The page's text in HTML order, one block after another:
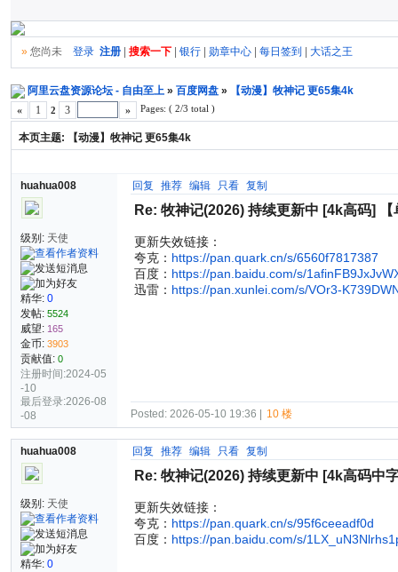
»您尚未 登录 注册| 搜索一下| 银行| 勋章中心| 每日签到 大话之王
阿里云盘资源论坛 - 自由至上 » 百度网盘 »
【动漫】牧神记 更65集4k
«
1 2 3 » Pages: ( 2/3 total )
本页主题: 【动漫】牧神记 更65集4k
huahua008
级别: 天使
精华: 0
发帖: 5524
威望: 165
金币: 3903
贡献值: 0
注册时间:2024-05
-10
最后登录:2026-08
-08
回复 推荐 编辑 只看 复制
Re: 牧神记(2026) 持续更新中 [4k高码] 【
更新失效链接：
夸克： https://pan.quark.cn/s/6560f7817387
百度： https://pan.baidu.com/s/
迅雷： https://pan.xunlei.com/s/VOr3-
Posted: 2026-05-10 19:36 | 10 楼
huahua008
级别: 天使
精华: 0
回复 推荐 编辑 只看 复制
Re: 牧神记(2026) 持续更新中 [4k高码中
更新失效链接：
夸克： https://pan.quark.cn/s/95f6ceeadf0d
百度： https://pan.baidu.com/s/